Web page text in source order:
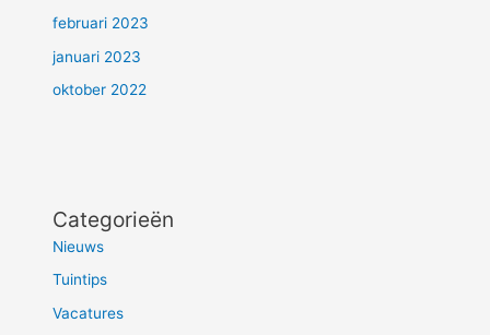
februari 2023
januari 2023
oktober 2022
Categorieën
Nieuws
Tuintips
Vacatures